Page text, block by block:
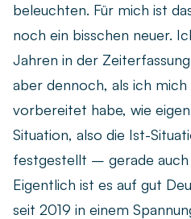
beleuchten. Für mich ist
noch ein bisschen neuer.
Jahren in der
aber dennoch, als ich mich
vorbereitet habe, wie
Situation, also die Ist-
festgestellt – gerade
Eigentlich ist es auf gut
seit 2019 in einem